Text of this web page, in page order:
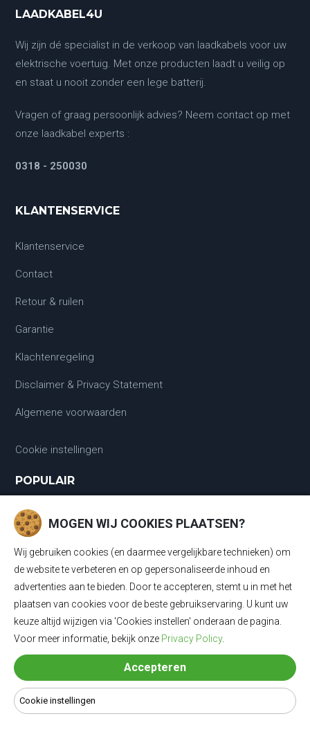
LAADKABEL4U
Wij zijn dé specialist in de verkoop van laadkabels voor uw
elektrische voertuig. Met onze producten laadt u veilig op
en staat u nooit zonder een lege batterij.
Vragen of graag persoonlijk advies? Neem contact op met
onze laadkabel experts :
0318 - 250030
KLANTENSERVICE
Klantenservice
Contact
Retour & ruilen
Garantie
Klachtenregeling
Disclaimer & Privacy Statement
Algemene voorwaarden
Cookie instellingen
POPULAIR
Laadkabels
Laadkabels Type 1
Laadkabels Type 2
Mobiele Thuisladers Type 2 en Type 1
Mobiele Thuisladers Type 1
Verloopkabels
MOGEN WIJ COOKIES PLAATSEN?
Wij gebruiken cookies (en daarmee vergelijkbare technieken) om
de website te verbeteren en op gepersonaliseerde inhoud en
advertenties aan te bieden. Door te accepteren, stemt u in met het
plaatsen van cookies voor de beste gebruikservaring. U kunt uw
keuze altijd wijzigen via 'Cookies instellen' onderaan de pagina.
Voor meer informatie, bekijk onze Privacy Policy.
Accepteren
Cookie instellingen